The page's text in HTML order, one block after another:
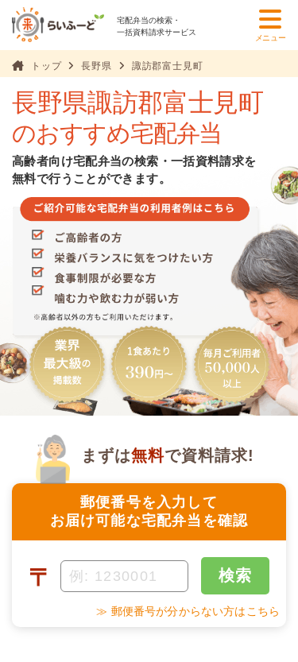
宅配弁当の検索・
一括資料請求サービス
メニュー
トップ 長野県 諏訪郡富士見町
長野県諏訪郡富士見町
のおすすめ宅配弁当
高齢者向け宅配弁当の検索・一括資料請求を
無料で行うことができます。
郵便番号を入力して
お届け可能な宅配弁当を確認
まずは無料で資料請求!
〒 検索
≫ 郵便番号が分からない方はこちら